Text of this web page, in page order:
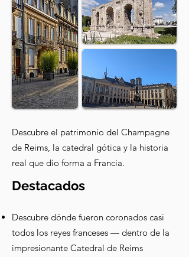
Descubre el patrimonio del Champagne
de Reims, la catedral gótica y la historia
real que dio forma a Francia.
Destacados
Descubre dónde fueron coronados casi
todos los reyes franceses — dentro de la
impresionante Catedral de Reims